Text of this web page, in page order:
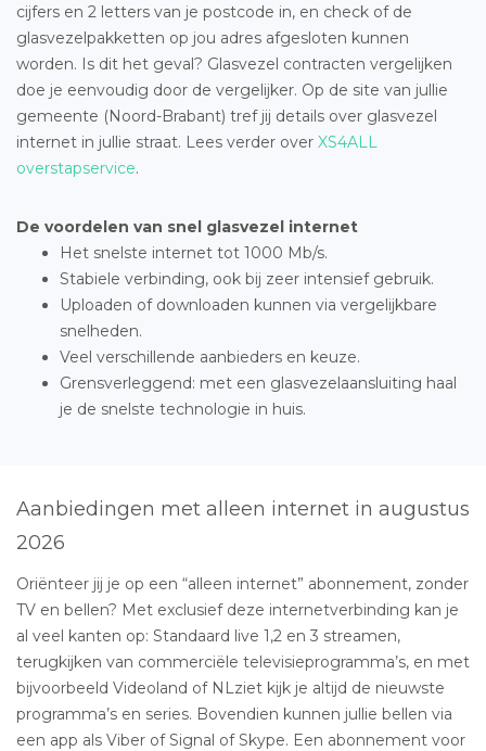
cijfers en 2 letters van je postcode in, en check of de
glasvezelpakketten op jou adres afgesloten kunnen
worden. Is dit het geval? Glasvezel contracten vergelijken
doe je eenvoudig door de vergelijker. Op de site van jullie
gemeente (Noord-Brabant) tref jij details over glasvezel
internet in jullie straat. Lees verder over XS4ALL
overstapservice.
De voordelen van snel glasvezel internet
Het snelste internet tot 1000 Mb/s.
Stabiele verbinding, ook bij zeer intensief gebruik.
Uploaden of downloaden kunnen via vergelijkbare
snelheden.
Veel verschillende aanbieders en keuze.
Grensverleggend: met een glasvezelaansluiting haal
je de snelste technologie in huis.
Aanbiedingen met alleen internet in augustus
2026
Oriënteer jij je op een “alleen internet” abonnement, zonder
TV en bellen? Met exclusief deze internetverbinding kan je
al veel kanten op: Standaard live 1,2 en 3 streamen,
terugkijken van commerciële televisieprogramma’s, en met
bijvoorbeeld Videoland of NLziet kijk je altijd de nieuwste
programma’s en series. Bovendien kunnen jullie bellen via
een app als Viber of Signal of Skype. Een abonnement voor